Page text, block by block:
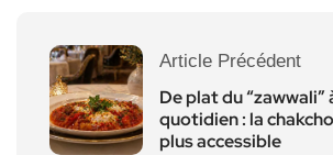
Article Précédent
De plat du “zawwali”
quotidien : la
plus accessible